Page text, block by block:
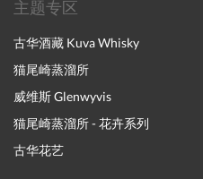
主题专区
古华酒藏 Kuva Whisky
猫尾崎蒸溜所
威维斯 Glenwyvis
猫尾崎蒸溜所 - 花卉系列
古华花艺